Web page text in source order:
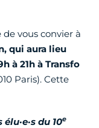
vous convier à
qui aura lieu
à 21h à Transfo
Paris). Cette
du 10e